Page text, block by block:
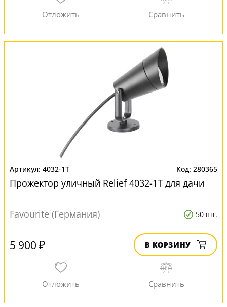
4032-1T 280365
Прожектор уличный Relief 4032-1T для дачи
Favourite (Германия) 50 шт.
5 900 ₽ В КОРЗИНУ